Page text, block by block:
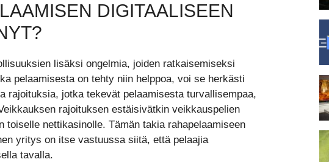
DIGITAALISEEN
lisäksi ongelmia, joiden ratkaisemiseksi
pelaamisesta on tehty niin helppoa, voi se herkästi
rajoituksia, jotka tekevät pelaamisesta turvallisempaa,
rajoituksen estäisivätkin veikkauspelien
toiselle nettikasinolle. Tämän takia rahapelaamiseen
yritys on itse vastuussa siitä, että pelaajia
tavalla.